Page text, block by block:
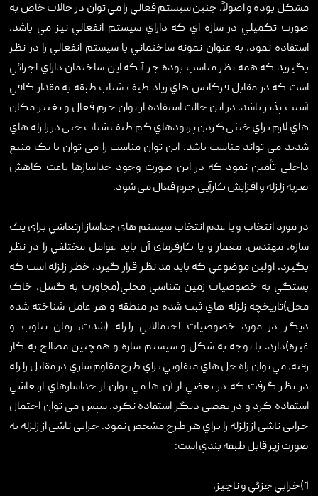
مشکل بوده و اصولاً، چنين سيستم فعالي را مي توان در حالات خاص به
صورت تکميلي در سازه اي که داراي سيستم انفعالي نيز مي باشد،
استفاده نمود، به عنوان نمونه ساختماني با سيستم انفعالي را در نظر
بگيريد که همه نظر مناسب بوده جز آنکه اين ساختمان داراي اجزائي
است که در مقابل فرکانس هاي زياد طيف شتاب طبقه به مقدار کافي
آسيب پذير باشد. در اين حالت استفاده از توان جرم فعال و تغيير مکان
هاي لازم براي خنثي کردن پريودهاي کم طيف شتاب حتي در زلزله هاي
شديد مي تواند مناسب باشد. اين توان مناسب را مي توان با يک منبع
داخلي تأمين نمود که در اين صورت وجود جداسازها باعث کاهش
ضربه زلزله و افزايش کارآيي جرم فعال مي شود.
در مورد انتخاب و يا عدم انتخاب سيستم هاي جداساز ارتعاشي براي يک
سازه، مهندس، معمار و يا کارفرماي آن بايد عوامل مختلفي را در نظر
بگيرد. اولين موضوعي که بايد مد نظر قرار گيرد، خطر زلزله است که
بستگي به خصوصيات زمين شناسي محلي(مجاورت به گسل، خاک
محل)تاريخچه زلزله هاي ثبت شده در منطقه و هر عامل شناخته شده
ديگر در مورد خصوصيات احتمالاتي زلزله (شدت، زمان تناوب و
غيره)دارد. با توجه به شکل و سيستم سازه و همچنين مصالح به کار
رفته، مي توان راه حل هاي متفاوتي براي طرح مقاوم سازي در مقابل زلزله
در نظر گرفت که در بعضي از آن ها مي توان از جداسازهاي ارتعاشي
استفاده کرد و در بعضي ديگر استفاده نکرد. سپس مي توان احتمال
خرابي ناشي از زلزله را براي هر طرح مشخص نمود. خرابي ناشي از زلزله به
صورت زير قابل طبقه بندي است:
1)خرابي جزئي و ناچيز.